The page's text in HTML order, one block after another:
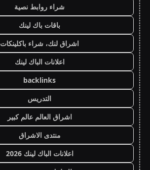
شراء روابط نصية
باقات باك لينك
اشراق لنك، شراء باكلينكات
اعلانات الباك لينك
backlinks
التدريس
اشراق العالم عالم كبير
منتدى الاشراق
اعلانات الباك لينك 2026